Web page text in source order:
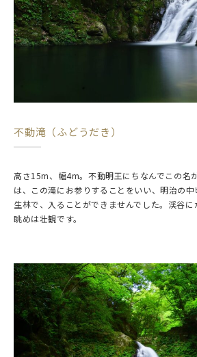
不動滝（ふどうだき）
高さ15m、幅4m。不動明王にちなんでこの名
は、この滝にお参りすることをいい、明治の
生林で、入ることができませんでした。渓谷
眺めは壮観です。